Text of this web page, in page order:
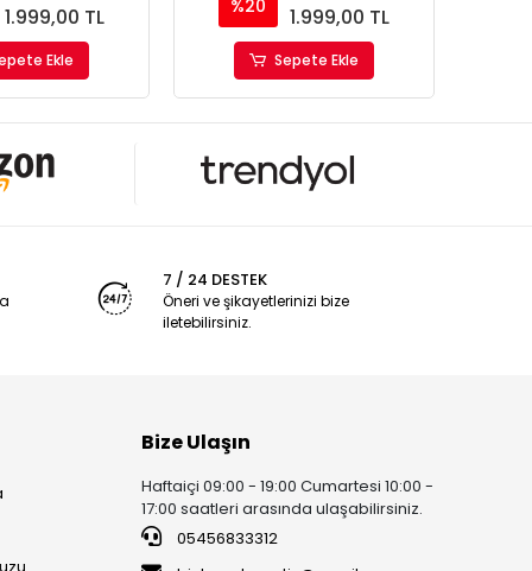
1.999,00 TL
Ekle
%20
1.999,00 TL
Sepete Ekle
7 / 24 DESTEK
Öneri ve şikayetlerinizi bize
iletebilirsiniz.
Bize Ulaşın
Haftaiçi 09:00 - 19:00 Cumartesi 10:00 -
17:00 saatleri arasında ulaşabilirsiniz.
05456833312